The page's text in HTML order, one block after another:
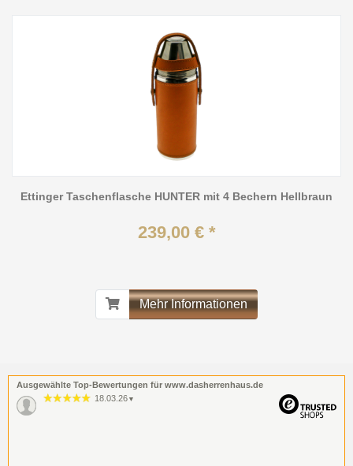
Ettinger Taschenflasche HUNTER mit 4 Bechern Hellbraun
239,00 € *
Mehr Informationen
Ausgewählte Top-Bewertungen für www.dasherrenhaus.de
18.03.26 ▼